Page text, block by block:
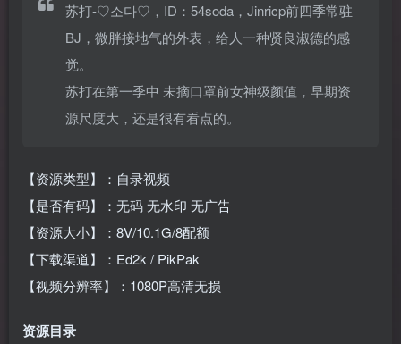
苏打-♡소다♡，ID：54soda，Jinricp前四季常驻
BJ，微胖接地气的外表，给人一种贤良淑德的感
觉。
苏打在第一季中 未摘口罩前女神级颜值，早期资
源尺度大，还是很有看点的。
【资源类型】：自录视频
【是否有码】：无码 无水印 无广告
【资源大小】：8V/10.1G/8配额
【下载渠道】：Ed2k / PikPak
【视频分辨率】：1080P高清无损
资源目录